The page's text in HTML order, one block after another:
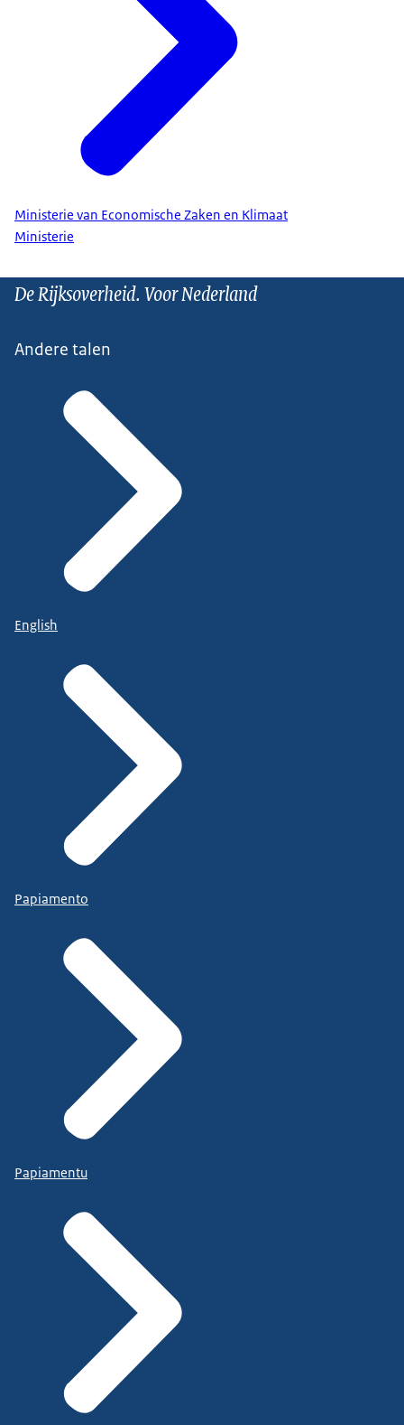
Ministerie van Economische Zaken en Klimaat
Ministerie
De Rijksoverheid. Voor Nederland
Andere talen
English
Papiamento
Papiamentu